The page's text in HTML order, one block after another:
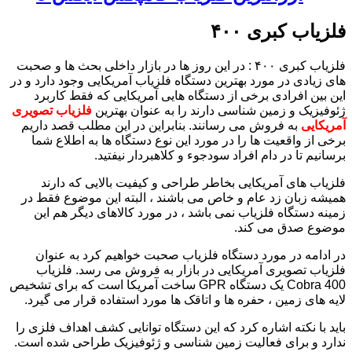
فلزیاب کبری ۴۰۰
فلزیاب کبری ۴۰۰ : در این روز ها در بازار داخلی بحث ها و صحبت
های زیادی در مورد بهترین دستگاه فلزیاب آمریکایی وجود دارد و در
این بین افرادی برخی از دستگاه هایی آمریکایی که فقط کاربرد
ژئوفیزیک و زمین شناسی دارند را به عنوان بهترین فلزیاب تصویری
آمریکایی به فروش می رسانند. بنابراین در این مطلب قصد داریم
برخی از واقعیت ها را در مورد این نوع دستگاه ها به اطلاع شما
برسانیم تا در دام افراد سودجوء و کلاهبردار نیفتید.
فلزیاب های آمریکایی بخاطر طراحی و کیفیت بالایی که دارند
همیشه زبان زد عام و خاص می باشند ، البته این موضوع فقط در
زمینه دستگاه فلزیاب نمی باشد ، در مورد کالاهای دیگر هم این
موضوع صدق می کند.
در ادامه در مورد دستگاه فلزیاب صحبت خواهیم کرد به عنوان
فلزیاب تصویری آمریکایی در بازار به فروش می رسد. فلزیاب
Cobra 400 یک دستگاه GPR ساخت آمریکا است که برای تشخیص
لایه های زمین ، حفره ها و اتاقک ها مورد استفاده قرار می گیرد.
باید با نکته اشاره کرد که این دستگاه توانایی کشف اهداف فلزی را
ندارد و برای فعالیت زمین شناسی و ژئوفیزیک طراحی شده است.